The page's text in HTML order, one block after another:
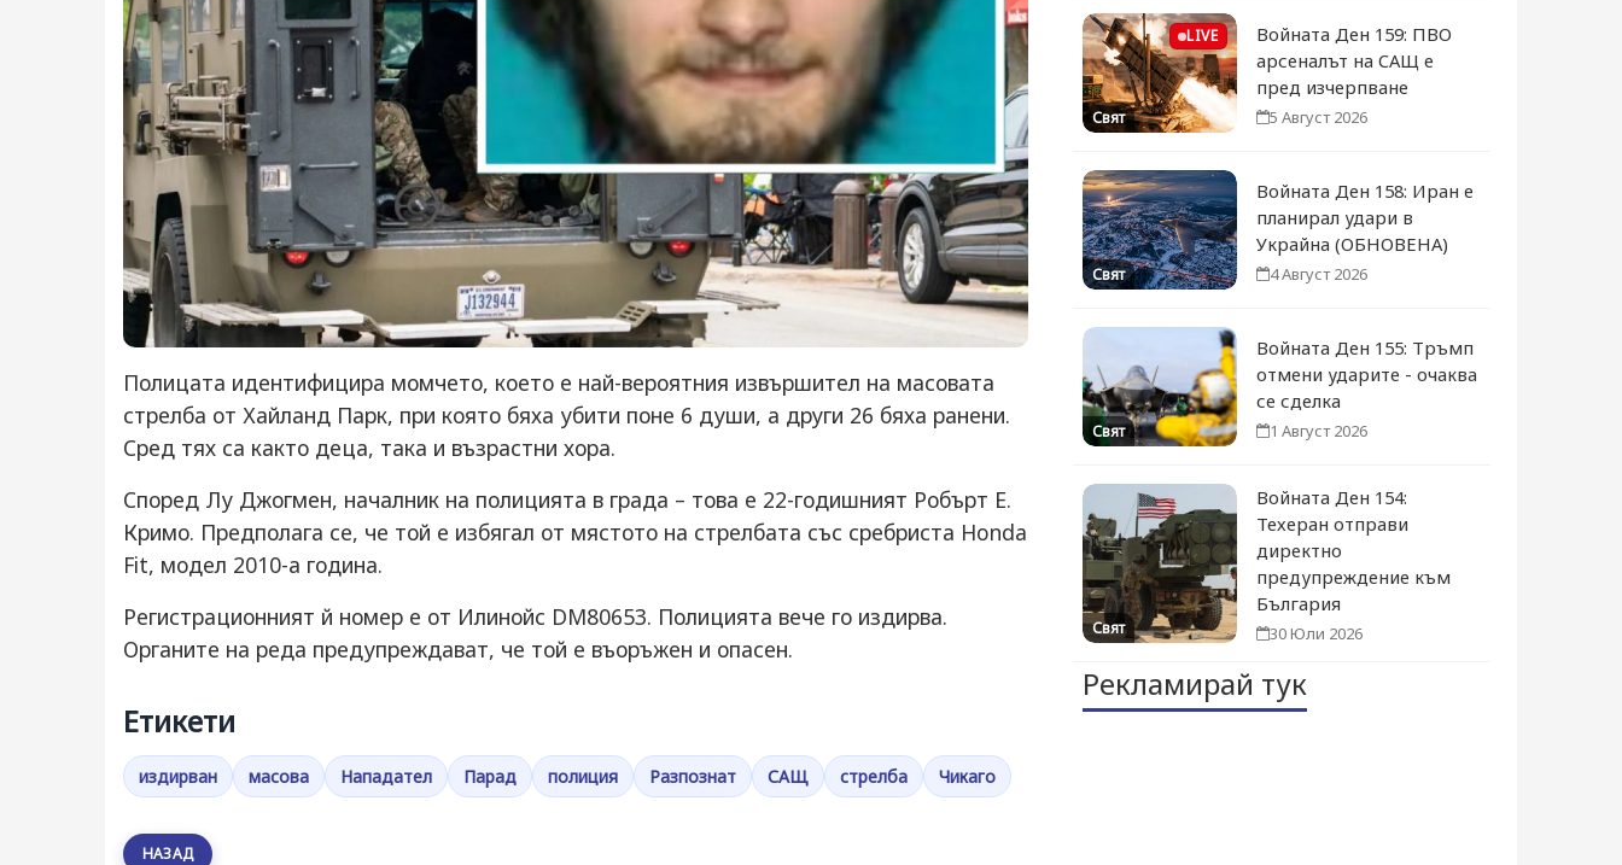
Полицата идентифицира момчето, което е най-вероятния извършител на масовата
стрелба от Хайланд Парк, при която бяха убити поне 6 души, а други 26 бяха ранени.
Сред тях са както деца, така и възрастни хора.
Според Лу Джогмен, началник на полицията в града – това е 22-годишният Робърт Е.
Кримо. Предполага се, че той е избягал от мястото на стрелбата със сребриста Honda
Fit, модел 2010-а година.
Регистрационният й номер е от Илинойс DM80653. Полицията вече го издирва.
Органите на реда предупреждават, че той е въоръжен и опасен.
Етикети
издирван масова Нападател Парад полиция Разпознат САЩ стрелба Чикаго
НАЗАД
LIVE
Свят
Войната Ден 159: ПВО
арсеналът на САЩ е
пред изчерпване
5 Август 2026
Свят
Войната Ден 158: Иран е
планирал удари в
Украйна (ОБНОВЕНА)
4 Август 2026
Свят
Войната Ден 155: Тръмп
отмени ударите - очаква
се сделка
1 Август 2026
Свят
Войната Ден 154:
Техеран отправи
директно
предупреждение към
България
30 Юли 2026
Рекламирай тук